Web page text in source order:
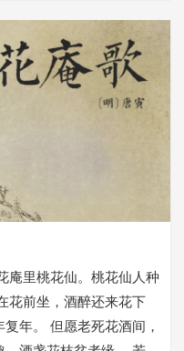
庵里桃花仙。桃花仙人种
花前坐，酒醉还来花下
年。 但愿老死花酒间，